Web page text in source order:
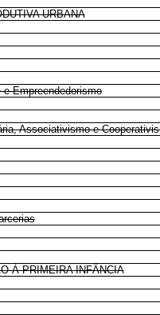
URBANA
e Empreendedorismo
Associativismo e
À PRIMEIRA INFÂNCIA